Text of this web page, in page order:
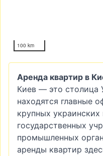
100 km
Аренда квартир в
Киев — это столица
находятся главные
крупных
государственных
промышленных
аренды квартир